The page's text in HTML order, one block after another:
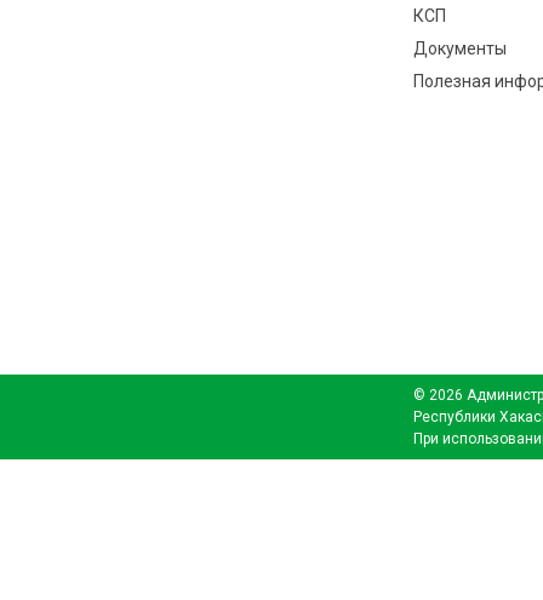
КСП
Документы
Полезная
© 2026
Республики
При